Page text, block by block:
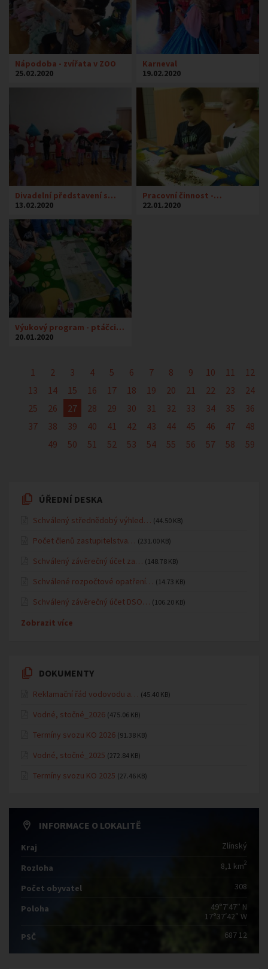
Nápodoba - zvířata v ZOO
25.02.2020
Karneval
19.02.2020
Divadelní představení s…
13.02.2020
Pracovní činnost -…
22.01.2020
Výukový program - ptáčci…
20.01.2020
1 2 3 4 5 6 7 8 9 10 11
12
13
14 15 16 17 18 19 20 21 22 23
24
25
26 27 28 29 30 31 32 33 34 35
36
37
38 39 40 41 42 43 44 45 46 47
48
49
50 51 52 53 54 55 56 57 58 59
ÚŘEDNÍ DESKA
Schválený střednědobý výhled… (44.50 KB)
Počet členů zastupitelstva… (231.00 KB)
Schválený závěrečný účet za… (148.78 KB)
Schválené rozpočtové opatření… (14.73 KB)
Schválený závěrečný účet DSO… (106.20 KB)
Zobrazit více
DOKUMENTY
Reklamační řád vodovodu a… (45.40 KB)
Vodné, stočné_2026 (475.06 KB)
Termíny svozu KO 2026 (91.38 KB)
Vodné, stočné_2025 (272.84 KB)
Termíny svozu KO 2025 (27.46 KB)
INFORMACE O LOKALITĚ
Kraj Zlínský
Rozloha 8,1 km2
Počet obyvatel 308
Poloha
49°7′47″ N
17°37′42″ W
PSČ
687 12